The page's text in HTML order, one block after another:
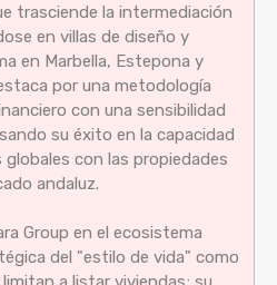
trasciende la intermediación
en villas de diseño y
en Marbella, Estepona y
por una metodología
con una sensibilidad
su éxito en la capacidad
con las propiedades
andaluz.
Group en el ecosistema
del "estilo de vida" como